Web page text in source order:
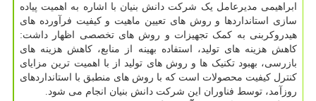
ابراهیمی مدیرعامل یک شرکت دانش بنیان با اشاره به اهمیت پیاده
سازی استانداردها و روش های تعیین ماهیت و کیفیت فرآورده های
هیدروکربنی به کمک تجهیزات و روش های تخصصی اظهار داشت:
کاهش هزینه های تولید، استفاده بهینه از منابع، کاهش هزینه های
بازرسی، بهبود تکنیک ها و روش های تولید از با اهمیت ترین مزایای
کنترل کیفیت محصولات است که با روش های منطبق با استانداردهای
روزآمد، توسط فناوران این شرکت دانش بنیان انجام می شود.